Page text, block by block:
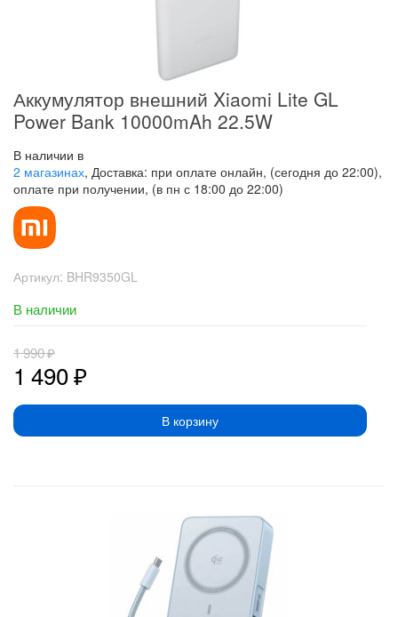
Аккумулятор внешний Xiaomi Lite GL
Power Bank 10000mAh 22.5W
В наличии в
2 магазинах, Доставка: при оплате онлайн, (сегодня до 22:00),
оплате при получении, (в пн с 18:00 до 22:00)
Артикул: BHR9350GL
В наличии
1 490₽
1 990₽
В корзину